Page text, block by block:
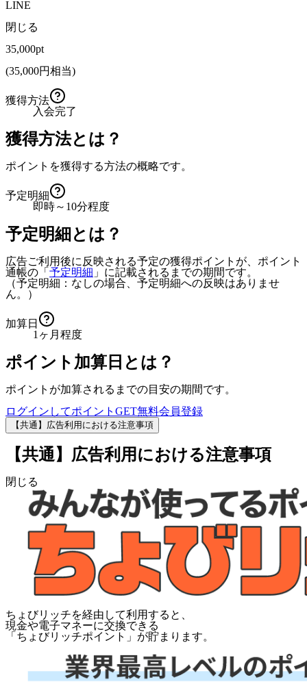
LINE
閉じる
35,000pt
(35,000円相当)
獲得方法
入会完了
獲得方法とは？
ポイントを獲得する方法の概略です。
予定明細
即時～10分程度
予定明細とは？
広告ご利用後に反映される予定の獲得ポイントが、ポイント
通帳の「 予定明細 」に記載されるまでの期間です。
（予定明細：なしの場合、予定明細への反映はありませ
ん。）
加算日
1ヶ月程度
ポイント加算日とは？
ポイントが加算されるまでの目安の期間です。
ログインしてポイントGET無料会員登録
【共通】広告利用における注意事項
【共通】広告利用における注意事項
閉じる
ちょびリッチを経由して利用すると、
現金や電子マネーに交換できる
「 ちょびリッチポイント 」が貯まります。